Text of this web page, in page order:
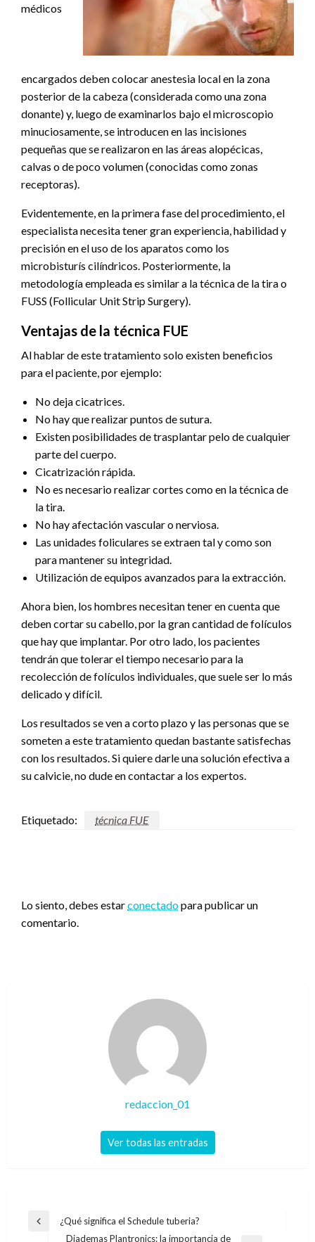
médicos
encargados deben colocar anestesia local en la zona
posterior de la cabeza (considerada como una zona
donante) y, luego de examinarlos bajo el microscopio
minuciosamente, se introducen en las incisiones
pequeñas que se realizaron en las áreas alopécicas,
calvas o de poco volumen (conocidas como zonas
receptoras).
Evidentemente, en la primera fase del procedimiento, el
especialista necesita tener gran experiencia, habilidad y
precisión en el uso de los aparatos como los
microbisturís cilíndricos. Posteriormente, la
metodología empleada es similar a la técnica de la tira o
FUSS (Follicular Unit Strip Surgery).
Ventajas de la técnica FUE
Al hablar de este tratamiento solo existen beneficios
para el paciente, por ejemplo:
No deja cicatrices.
No hay que realizar puntos de sutura.
Existen posibilidades de trasplantar pelo de cualquier
parte del cuerpo.
Cicatrización rápida.
No es necesario realizar cortes como en la técnica de
la tira.
No hay afectación vascular o nerviosa.
Las unidades foliculares se extraen tal y como son
para mantener su integridad.
Utilización de equipos avanzados para la extracción.
Ahora bien, los hombres necesitan tener en cuenta que
deben cortar su cabello, por la gran cantidad de folículos
que hay que implantar. Por otro lado, los pacientes
tendrán que tolerar el tiempo necesario para la
recolección de folículos individuales, que suele ser lo más
delicado y difícil.
Los resultados se ven a corto plazo y las personas que se
someten a este tratamiento quedan bastante satisfechas
con los resultados. Si quiere darle una solución efectiva a
su calvicie, no dude en contactar a los expertos.
Etiquetado: técnica FUE
Lo siento, debes estarconectadopara publicar un
comentario.
redaccion_01
Ver todas las entradas
Navegación
Entrada
¿Qué significa el Schedule tuberia?
Diademas Plantronics: la importancia de